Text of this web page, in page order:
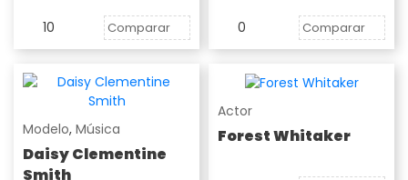
10 Comparar 0 Comparar
Modelo, Música
Daisy Clementine
Smith
Actor
Forest Whitaker